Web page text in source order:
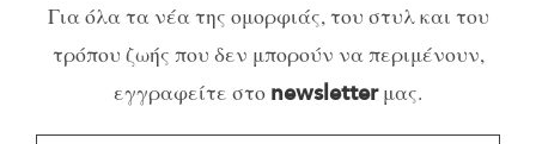
Για όλα τα νέα της ομορφιάς, του στυλ και του
τρόπου ζωής που δεν μπορούν να περιμένουν,
εγγραφείτε στο newsletterμας.